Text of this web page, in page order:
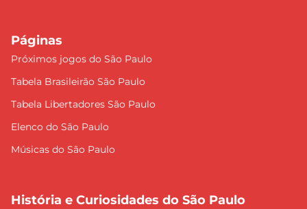
Páginas
Próximos jogos do São Paulo
Tabela Brasileirão São Paulo
Tabela Libertadores São Paulo
Elenco do São Paulo
Músicas do São Paulo
História e Curiosidades do São Paulo